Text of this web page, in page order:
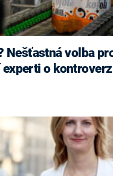
Nešťastná volba
o